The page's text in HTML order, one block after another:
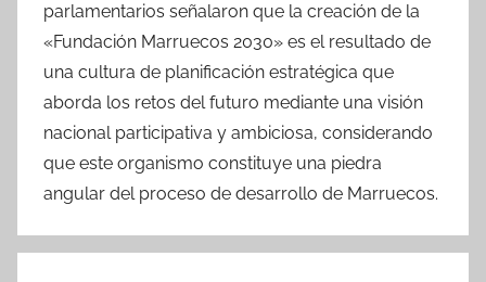
parlamentarios señalaron que la creación de la
«Fundación Marruecos 2030» es el resultado de
una cultura de planificación estratégica que
aborda los retos del futuro mediante una visión
nacional participativa y ambiciosa, considerando
que este organismo constituye una piedra
angular del proceso de desarrollo de Marruecos.